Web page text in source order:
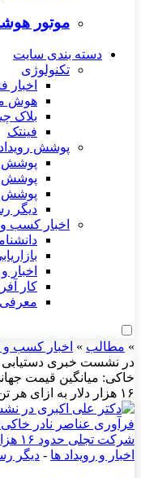
موتور
دسته بندی سایت
تکنولوژی
اخبار
هوش
بلاک
فینتک
پوشش
پوشش
پوشش
پوشش
دیگر
اخبار کسب و
اخبار
کار
معرفی
» مطالب » اخبار کسب و
در نشست خبری دستیابی
خاکی: میانگین قیمت
۱۶ هزار دلار به ازای هر تن است
اخبار و رویداد ها - دیگر